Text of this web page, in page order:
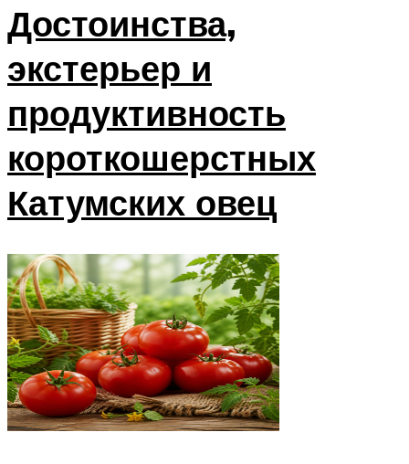
Достоинства,
экстерьер и
продуктивность
короткошерстных
Катумских овец